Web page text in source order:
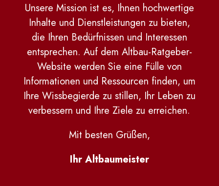
Unsere Mission ist es, Ihnen hochwertige
Inhalte und Dienstleistungen zu bieten,
die Ihren Bedürfnissen und Interessen
entsprechen. Auf dem Altbau-Ratgeber-
Website werden Sie eine Fülle von
Informationen und Ressourcen finden, um
Ihre Wissbegierde zu stillen, Ihr Leben zu
verbessern und Ihre Ziele zu erreichen.
Mit besten Grüßen,
Ihr Altbaumeister